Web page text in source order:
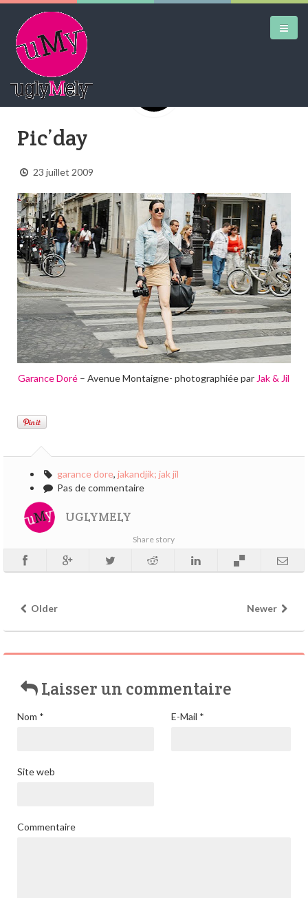
AIRTRAINERPEDIA
STREET ART
MW SHIFT
DAILY CITY
CONTACT
Pic’day
23 juillet 2009
Garance Doré – Avenue Montaigne- photographiée par Jak & Jil
garance dore, jakandjik; jak jil
Pas de commentaire
UGLYMELY
Share story
Older Newer
Laisser un commentaire
Nom * E-Mail *
Site web
Commentaire